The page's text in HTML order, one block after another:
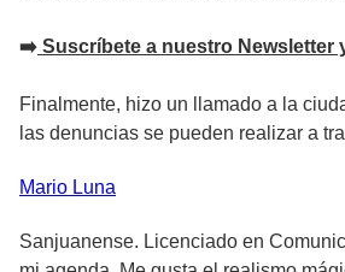
➡️ Suscríbete a nuestro Newsletter
Finalmente, hizo un llamado a la
las denuncias se pueden realizar a
Mario Luna
Sanjuanense. Licenciado en